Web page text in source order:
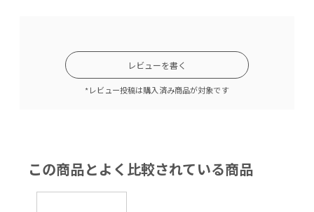
レビューを書く
*レビュー投稿は購入済み商品が対象です
この商品とよく比較されている商品